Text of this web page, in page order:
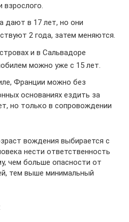
взрослого.
дают в 17 лет, но они
2 года, затем меняются.
и в Сальвадоре
можно уже с 15 лет.
Франции можно без
основаниях ездить за
но только в сопровождении
вождения выбирается с
нести ответственность
чем больше опасности от
тем выше минимальный